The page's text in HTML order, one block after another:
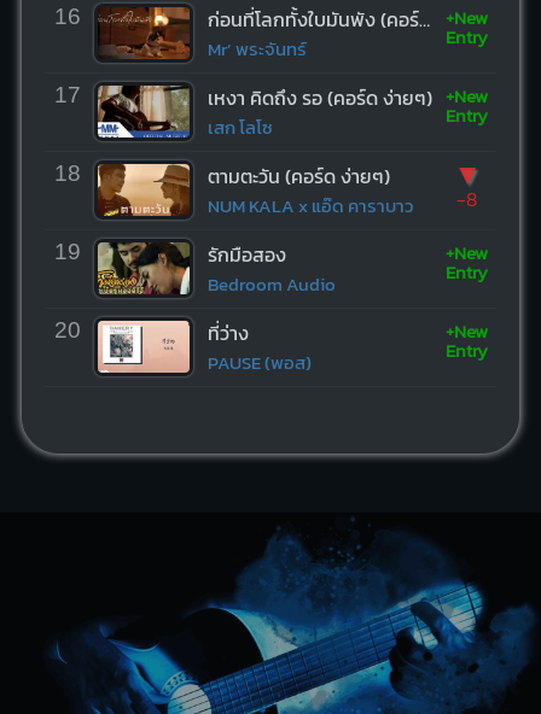
16 ก่อนที่โลกทั้งใบมันพัง (คอร์ด ง่ายๆ)
Mr’ พระจันทร์
+New
Entry
17 เหงา คิดถึง รอ (คอร์ด ง่ายๆ)
เสก โลโซ
+New
Entry
18 ตามตะวัน (คอร์ด ง่ายๆ)
NUM KALA x แอ๊ด คาราบาว
▼
-8
19 รักมือสอง
Bedroom Audio
+New
Entry
20 ที่ว่าง
PAUSE (พอส)
+New
Entry